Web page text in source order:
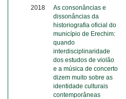
2018
As consonâncias e
dissonâncias da
historiografia oficial do
município de Erechim:
quando
interdisciplinaridade
dos estudos de violão
e a música de concerto
dizem muito sobre as
identidade culturais
contemporâneas